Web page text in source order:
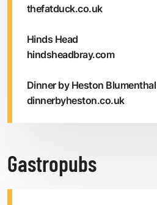
thefatduck.co.uk
Hinds Head
hindsheadbray.com
Dinner by Heston Blumenthal
dinnerbyheston.co.uk
Gastropubs